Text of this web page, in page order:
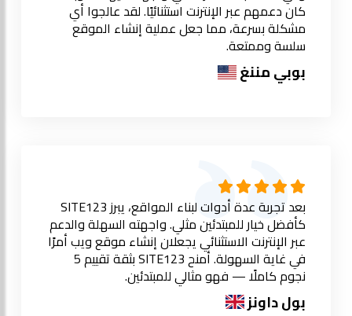
كان دعمهم عبر الإنترنت استثنائيًا. لقد عالجوا أي
مشكلة بسرعة، مما جعل عملية إنشاء الموقع
سلسة وممتعة.
بوبي مننغ
بعد تجربة عدة أدوات لبناء المواقع، يبرز SITE123
كأفضل خيار للمبتدئين مثلي. واجهته السهلة والدعم
عبر الإنترنت الاستثنائي يجعلان إنشاء موقع ويب أمرًا
في غاية السهولة. أمنح SITE123 بثقة تقييم 5
نجوم كاملًا — فهو مثالي للمبتدئين.
بول داونز